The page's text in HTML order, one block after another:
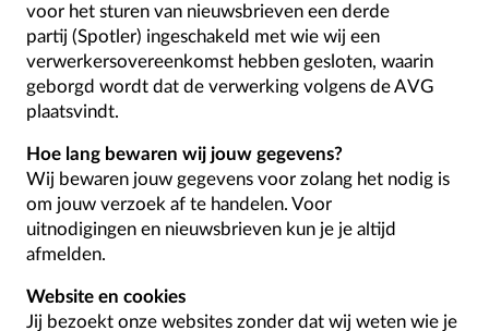
voor het sturen van nieuwsbrieven een derde
partij (Spotler) ingeschakeld met wie wij een
verwerkersovereenkomst hebben gesloten, waarin
geborgd wordt dat de verwerking volgens de AVG
plaatsvindt.
Hoe lang bewaren wij jouw gegevens?
Wij bewaren jouw gegevens voor zolang het nodig is
om jouw verzoek af te handelen. Voor
uitnodigingen en nieuwsbrieven kun je je altijd
afmelden.
Website en cookies
Jij bezoekt onze websites zonder dat wij weten wie je